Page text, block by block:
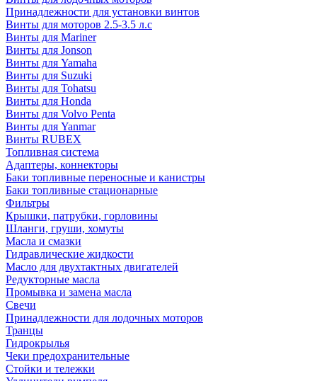
Принадлежности для установки винтов
Винты для моторов 2.5-3.5 л.с
Винты для Mariner
Винты для Jonson
Винты для Yamaha
Винты для Suzuki
Винты для Tohatsu
Винты для Honda
Винты для Volvo Penta
Винты для Yanmar
Винты RUBEX
Топливная система
Адаптеры, коннекторы
Баки топливные переносные и канистры
Баки топливные стационарные
Фильтры
Крышки, патрубки, горловины
Шланги, груши, хомуты
Масла и смазки
Гидравлические жидкости
Масло для двухтактных двигателей
Редукторные масла
Промывка и замена масла
Свечи
Принадлежности для лодочных моторов
Транцы
Гидрокрылья
Чеки предохранительные
Стойки и тележки